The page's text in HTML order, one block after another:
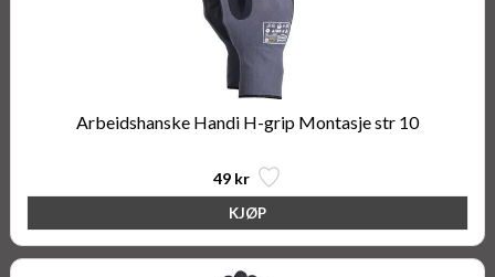
Arbeidshanske Handi H-grip Montasje str 10
49 kr